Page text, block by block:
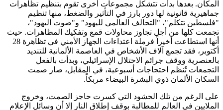
المكان. بعدها بدأت تتشكل مجموعات أخرى تقوم بتنظيم تظاهرات
جماهيرية قانونية لها دور بارز في التأثير والضغط، منها تنظيم
"فلسطين تتكلم"، "التحالف العالمي لليهود" و"صوت اليهود"،
تجمعت كلها من أجل تجاوز محاولات قمع وتفكيك المظاهرات. حيث
أنها استطاعت أخيراً فرملة اعتداءات الجهاز الأمني في تظاهرة 28
أكتوبر، فقد تجمع آلاف الأشخاص في العاصمة الألمانية للتنديد
بالعنصرية ووقف جرائم الاحتلال الإسرائيلي، وبدأت بالفعل
التجمعات تُنظم احتجاجات أسبوعية، في المقابل، صار صمت
السكان الألمان ذوي البشرة البيضاء مربكاً.
على الرغم من تلك الحشود التي كسرت حاجز الصمت، وخروج
الملايين في العالم للمطالبة بوقف إطلاق النار إلا أن وسائل الإعلام